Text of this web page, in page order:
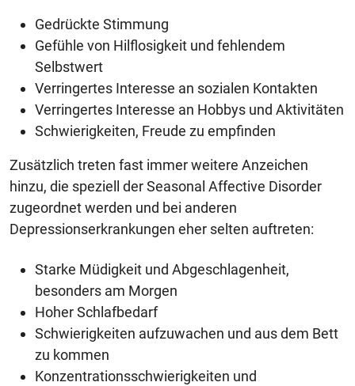
Gedrückte Stimmung
Gefühle von Hilflosigkeit und fehlendem
Selbstwert
Verringertes Interesse an sozialen Kontakten
Verringertes Interesse an Hobbys und Aktivitäten
Schwierigkeiten, Freude zu empfinden
Zusätzlich treten fast immer weitere Anzeichen
hinzu, die speziell der Seasonal Affective Disorder
zugeordnet werden und bei anderen
Depressionserkrankungen eher selten auftreten:
Starke Müdigkeit und Abgeschlagenheit,
besonders am Morgen
Hoher Schlafbedarf
Schwierigkeiten aufzuwachen und aus dem Bett
zu kommen
Konzentrationsschwierigkeiten und